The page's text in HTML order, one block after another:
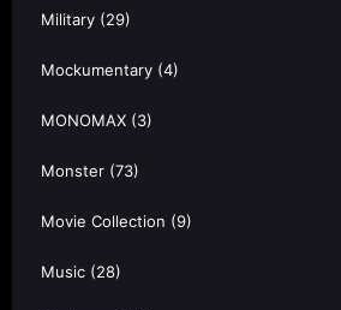
Military (29)
Mockumentary (4)
MONOMAX (3)
Monster (73)
Movie Collection (9)
Music (28)